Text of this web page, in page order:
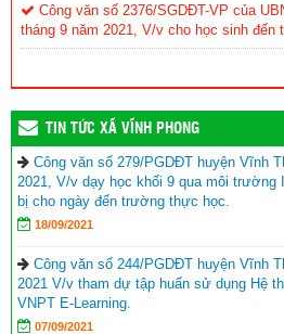
Công văn số 2376/SGDĐT-VP của
tháng 9 năm 2021, V/v cho học sinh đến
TIN TỨC XÃ VĨNH PHONG
Công văn số 279/PGDĐT huyện Vĩnh
2021, V/v dạy học khối 9 qua môi trường
bị cho ngày đến trường thực học.
18/09/2021
Công văn số 244/PGDĐT huyện Vĩnh
2021 V/v tham dự tập huấn sử dụng Hệ
VNPT E-Learning.
07/09/2021